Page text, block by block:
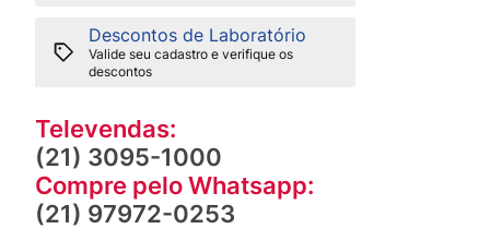
Descontos de Laboratório
Valide seu cadastro e verifique os
descontos
Televendas:
(21) 3095-1000
Compre pelo Whatsapp:
(21) 97972-0253